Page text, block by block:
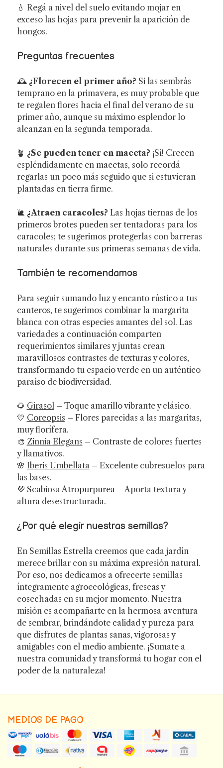
💧 Regá a nivel del suelo evitando mojar en
exceso las hojas para prevenir la aparición de
hongos.
Preguntas frecuentes
🕰️ ¿Florecen el primer año? Si las sembrás
temprano en la primavera, es muy probable que
te regalen flores hacia el final del verano de su
primer año, aunque su máximo esplendor lo
alcanzan en la segunda temporada.
🪴 ¿Se pueden tener en maceta? ¡Sí! Crecen
espléndidamente en macetas, solo recordá
regarlas un poco más seguido que si estuvieran
plantadas en tierra firme.
🐌 ¿Atraen caracoles? Las hojas tiernas de los
primeros brotes pueden ser tentadoras para los
caracoles; te sugerimos protegerlas con barreras
naturales durante sus primeras semanas de vida.
También te recomendamos
Para seguir sumando luz y encanto rústico a tus
canteros, te sugerimos combinar la margarita
blanca con otras especies amantes del sol. Las
variedades a continuación comparten
requerimientos similares y juntas crean
maravillosos contrastes de texturas y colores,
transformando tu espacio verde en un auténtico
paraíso de biodiversidad.
🌻 Girasol – Toque amarillo vibrante y clásico.
💛 Coreopsis – Flores parecidas a las margaritas,
muy florífera.
🎨 Zinnia Elegans – Contraste de colores fuertes
y llamativos.
🌸 Iberis Umbellata – Excelente cubresuelos para
las bases.
💜 Scabiosa Atropurpurea – Aporta textura y
altura desestructurada.
¿Por qué elegir nuestras semillas?
En Semillas Estrella creemos que cada jardín
merece brillar con su máxima expresión natural.
Por eso, nos dedicamos a ofrecerte semillas
íntegramente agroecológicas, frescas y
cosechadas en su mejor momento. Nuestra
misión es acompañarte en la hermosa aventura
de sembrar, brindándote calidad y pureza para
que disfrutes de plantas sanas, vigorosas y
amigables con el medio ambiente. ¡Sumate a
nuestra comunidad y transformá tu hogar con el
poder de la naturaleza!
MEDIOS DE PAGO